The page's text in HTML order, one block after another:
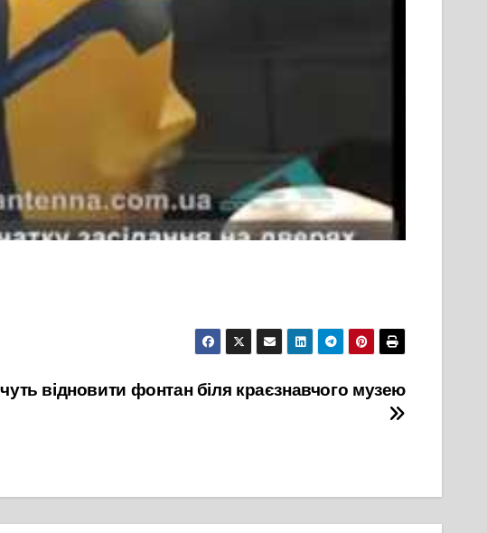
відновити фонтан біля краєзнавчого музею